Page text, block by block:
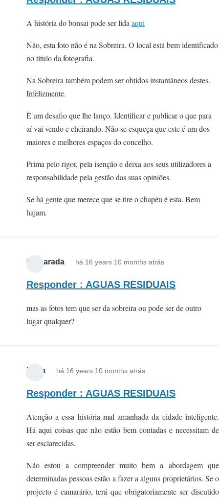
A história do bonsai pode ser lida aqui
Não, esta foto não é na Sobreira. O local está bem identificado
no título da fotografia.
Na Sobreira também podem ser obtidos instantâneos destes.
Infelizmente.
É um desafio que lhe lanço. Identificar e publicar o que para
aí vai vendo e cheirando. Não se esqueça que este é um dos
maiores e melhores espaços do concelho.
Prima pelo rigor, pela isenção e deixa aos seus utilizadores a
responsabilidade pela gestão das suas opiniões.
Se há gente que merece que se tire o chapéu é esta. Bem
hajam.
Camarada há 16 years 10 months atrás
Responder : AGUAS RESIDUAIS
mas as fotos tem que ser da sobreira ou pode ser de outro
lugar qualquer?
jsilva há 16 years 10 months atrás
Responder : AGUAS RESIDUAIS
Atenção a essa história mal amanhada da cidade inteligente.
Há aqui coisas que não estão bem contadas e necessitam de
ser esclarecidas.
Não estou a compreender muito bem a abordagem que
determinadas pessoas estão a fazer a alguns proprietários. Se o
projecto é camarário, terá que obrigatoriamente ser discutido